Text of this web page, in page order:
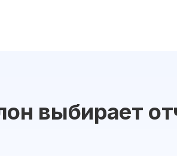
выбирает